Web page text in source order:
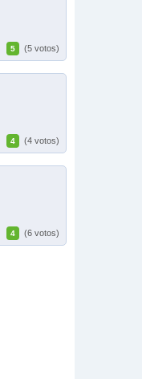
5 (5 votos)
4 (4 votos)
4 (6 votos)